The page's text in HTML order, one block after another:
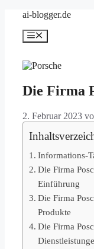
springen
ai-blogger.de
Menü
Die Firma
2. Februar 2023
Informations-
Die Firma
Einführung
Die Firma
Produkte
Die Firma